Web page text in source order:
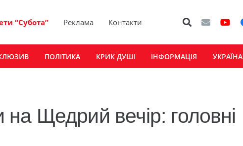
“Субота” Реклама Контакти
ПОЛІТИКА КРИК ДУШІ ІНФОРМАЦІЯ УКРАЇНА
Щедрий вечір: головні